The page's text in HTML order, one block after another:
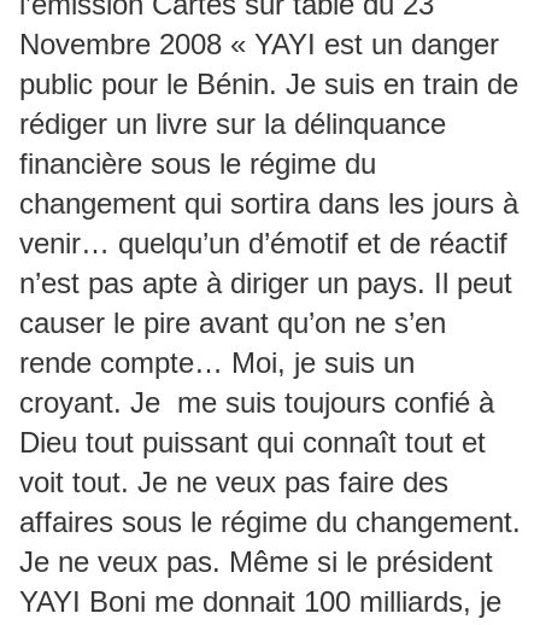
Novembre 2008 « YAYI est un danger
public pour le Bénin. Je suis en train de
rédiger un livre sur la délinquance
financière sous le régime du
changement qui sortira dans les jours à
venir… quelqu’un d’émotif et de réactif
n’est pas apte à diriger un pays. Il peut
causer le pire avant qu’on ne s’en
rende compte… Moi, je suis un
croyant. Je me suis toujours confié à
Dieu tout puissant qui connaît tout et
voit tout. Je ne veux pas faire des
affaires sous le régime du changement.
Je ne veux pas. Même si le président
YAYI Boni me donnait 100 milliards, je